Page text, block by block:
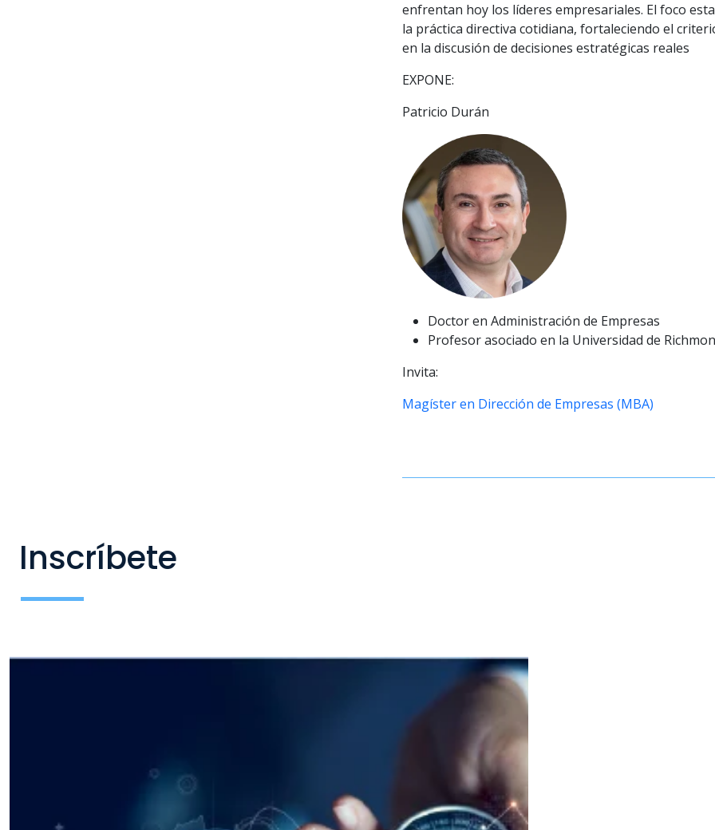
enfrentan hoy los líderes empresariales. El foco
la práctica directiva cotidiana, fortaleciendo el
en la discusión de decisiones estratégicas reales
EXPONE:
Patricio Durán
Doctor en Administración de Empresas
Profesor asociado en la Universidad de
Invita:
Magíster en Dirección de Empresas (MBA)
Inscríbete